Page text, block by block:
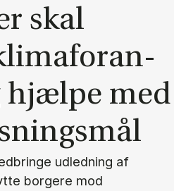
skal
hjæl­pe med
udledning af
borgere mod